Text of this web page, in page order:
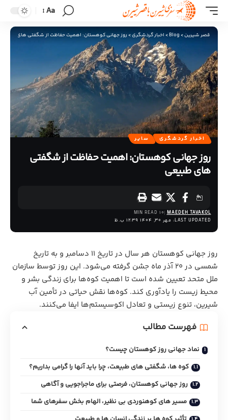
Aa
قصر شیرین>
Blog
>اخبار گردشگری>روز جهانی کوهستان: اهمیت حفاظت از شگفتی های طبیعی
اخبار گردشگری سایر
روز جهانی کوهستان: اهمیت حفاظت از شگفتی
های طبیعی
LAST UPDATED: مهر 30, 1404 12:39 ب.ظ
MAEDEH TAVAKOL
10 MIN READ
روز جهانی کوهستان هر سال در تاریخ ۱۱ دسامبر و به تاریخ
شمسی در 20 آذر ماه جشن گرفته می‌شود. این روز توسط سازمان
ملل متحد تعیین شده است تا اهمیت کوه‌ها برای زندگی بشر و
محیط‌ زیست را یادآوری کند. کوه‌ها نقش حیاتی در تأمین آب
شیرین، تنوع زیستی و تعادل اکوسیستم‌ها ایفا می‌کنند.
فهرست مطالب
نماد جهانی روز کوهستان چیست؟
کوه‌ ها، شگفتی‌ های طبیعت، چرا باید آنها را گرامی بداریم؟
روز جهانی کوهستان، فرصتی برای ماجراجویی و آگاهی
مسیر های کوهنوردی بی‌ نظیر، الهام‌ بخش سفرهای شما